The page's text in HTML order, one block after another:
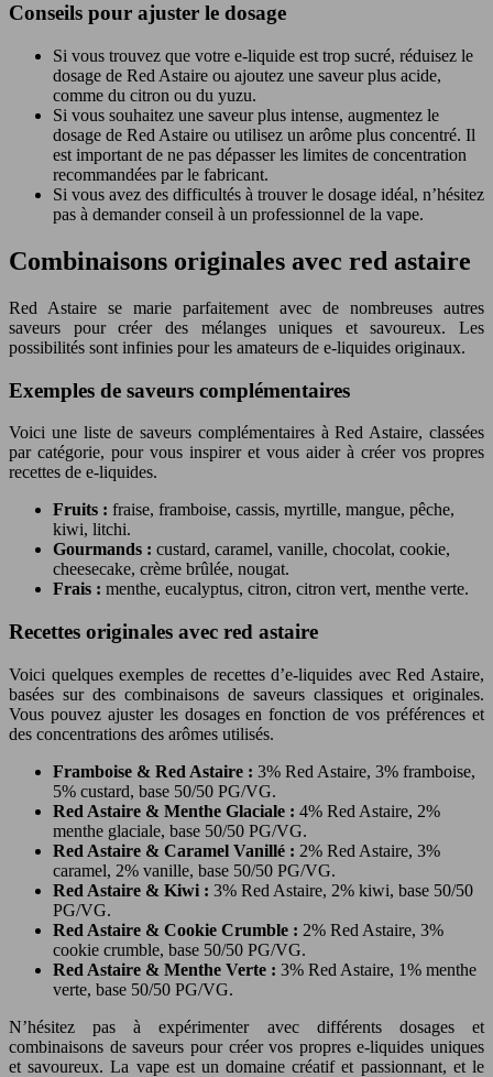
Conseils pour ajuster le dosage
Si vous trouvez que votre e-liquide est trop sucré, réduisez le
dosage de Red Astaire ou ajoutez une saveur plus acide,
comme du citron ou du yuzu.
Si vous souhaitez une saveur plus intense, augmentez le
dosage de Red Astaire ou utilisez un arôme plus concentré. Il
est important de ne pas dépasser les limites de concentration
recommandées par le fabricant.
Si vous avez des difficultés à trouver le dosage idéal, n’hésitez
pas à demander conseil à un professionnel de la vape.
Combinaisons originales avec red astaire
Red Astaire se marie parfaitement avec de nombreuses autres
saveurs pour créer des mélanges uniques et savoureux. Les
possibilités sont infinies pour les amateurs de e-liquides originaux.
Exemples de saveurs complémentaires
Voici une liste de saveurs complémentaires à Red Astaire, classées
par catégorie, pour vous inspirer et vous aider à créer vos propres
recettes de e-liquides.
Fruits : fraise, framboise, cassis, myrtille, mangue, pêche,
kiwi, litchi.
Gourmands : custard, caramel, vanille, chocolat, cookie,
cheesecake, crème brûlée, nougat.
Frais : menthe, eucalyptus, citron, citron vert, menthe verte.
Recettes originales avec red astaire
Voici quelques exemples de recettes d’e-liquides avec Red Astaire,
basées sur des combinaisons de saveurs classiques et originales.
Vous pouvez ajuster les dosages en fonction de vos préférences et
des concentrations des arômes utilisés.
Framboise & Red Astaire : 3% Red Astaire, 3% framboise,
5% custard, base 50/50 PG/VG.
Red Astaire & Menthe Glaciale : 4% Red Astaire, 2%
menthe glaciale, base 50/50 PG/VG.
Red Astaire & Caramel Vanillé : 2% Red Astaire, 3%
caramel, 2% vanille, base 50/50 PG/VG.
Red Astaire & Kiwi : 3% Red Astaire, 2% kiwi, base 50/50
PG/VG.
Red Astaire & Cookie Crumble : 2% Red Astaire, 3%
cookie crumble, base 50/50 PG/VG.
Red Astaire & Menthe Verte : 3% Red Astaire, 1% menthe
verte, base 50/50 PG/VG.
N’hésitez pas à expérimenter avec différents dosages et
combinaisons de saveurs pour créer vos propres e-liquides uniques
et savoureux. La vape est un domaine créatif et passionnant, et le